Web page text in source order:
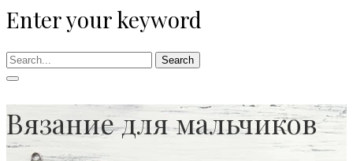
Enter your keyword
Search
Вязание для мальчиков